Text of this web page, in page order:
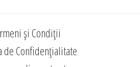
și Condiții
de Confidențialitate